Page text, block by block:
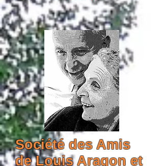
Société des Amis
de Louis Aragon et